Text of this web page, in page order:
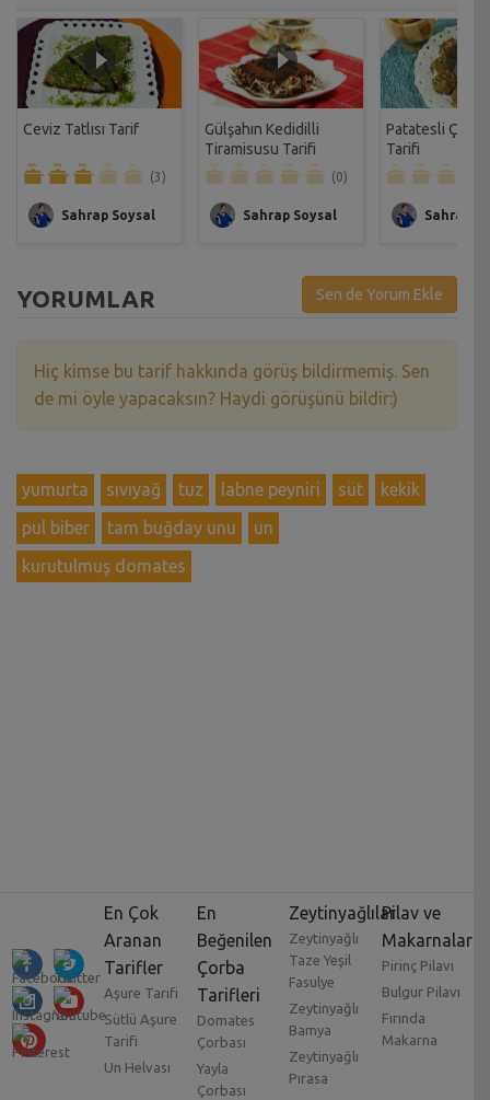
Ceviz Tatlısı Tarif
(3)
Sahrap Soysal
Gülşahın Kedidilli
Tiramisusu Tarifi
(0)
Sahrap Soysal
Patatesli Çıtır
Tarifi
Sahrap
YORUMLAR Sen de Yorum Ekle
Hiç kimse bu tarif hakkında görüş bildirmemiş. Sen
de mi öyle yapacaksın? Haydi görüşünü bildir:)
yumurta sıvıyağ tuz labne peyniri süt
kekik
pul biber
tam buğday unu
un
kurutulmuş domates
En Çok
Aranan
Tarifler
Aşure Tarifi
Sütlü Aşure
Tarifi
Un Helvası
En
Beğenilen
Çorba
Tarifleri
Domates
Çorbası
Yayla
Çorbası
Zeytinyağlılar
Zeytinyağlı
Taze Yeşil
Fasulye
Zeytinyağlı
Bamya
Zeytinyağlı
Pırasa
Pilav ve
Makarnalar
Pirinç Pilavı
Bulgur Pilavı
Fırında
Makarna